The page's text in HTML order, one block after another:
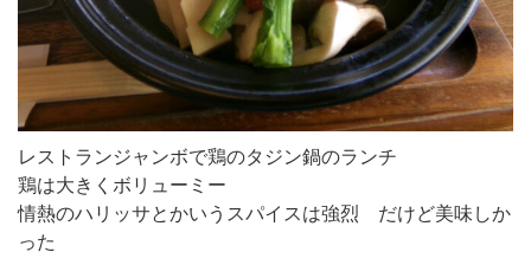
レストランジャンボで鶏のタジン鍋のランチ
鶏は大きくボリューミー
情熱のハリッサとかいうスパイスは強烈 だけど美味しか
った